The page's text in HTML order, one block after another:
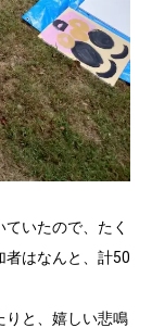
いたので、たく
者はなんと、計50
りと、嬉しい悲鳴